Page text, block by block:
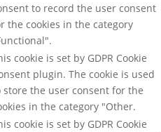
to record the user consent
the cookies in the category
cookie is set by GDPR Cookie
plugin. The cookie is used
store the user consent for the
in the category "Other.
cookie is set by GDPR Cookie